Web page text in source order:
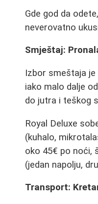
Gde god da
neverovatno
Smještaj:
Izbor smeštaja je
iako malo dalje
do jutra i teškog
Royal Deluxe
(kuhalo,
oko 45€ po noći,
(jedan napolju,
Transport: